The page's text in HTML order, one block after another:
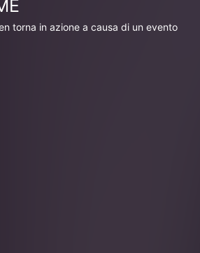
torna in azione a causa di un evento